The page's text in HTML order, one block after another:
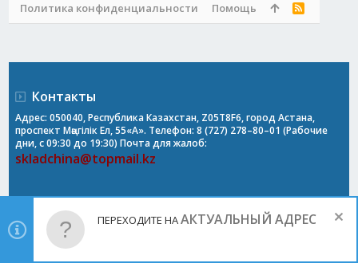
Политика конфиденциальности
Помощь
R
Контакты
Адрес: 050040, Республика Казахстан, Z05T8F6, город Астана,
проспект Мәңгілік Ел, 55«А». Телефон: 8 (727) 278–80–01 (Рабочие
дни, с 09:30 до 19:30) Почта для жалоб:
skladchina@topmail.kz
ПЕРЕХОДИТЕ НААКТУАЛЬНЫЙ АДРЕС